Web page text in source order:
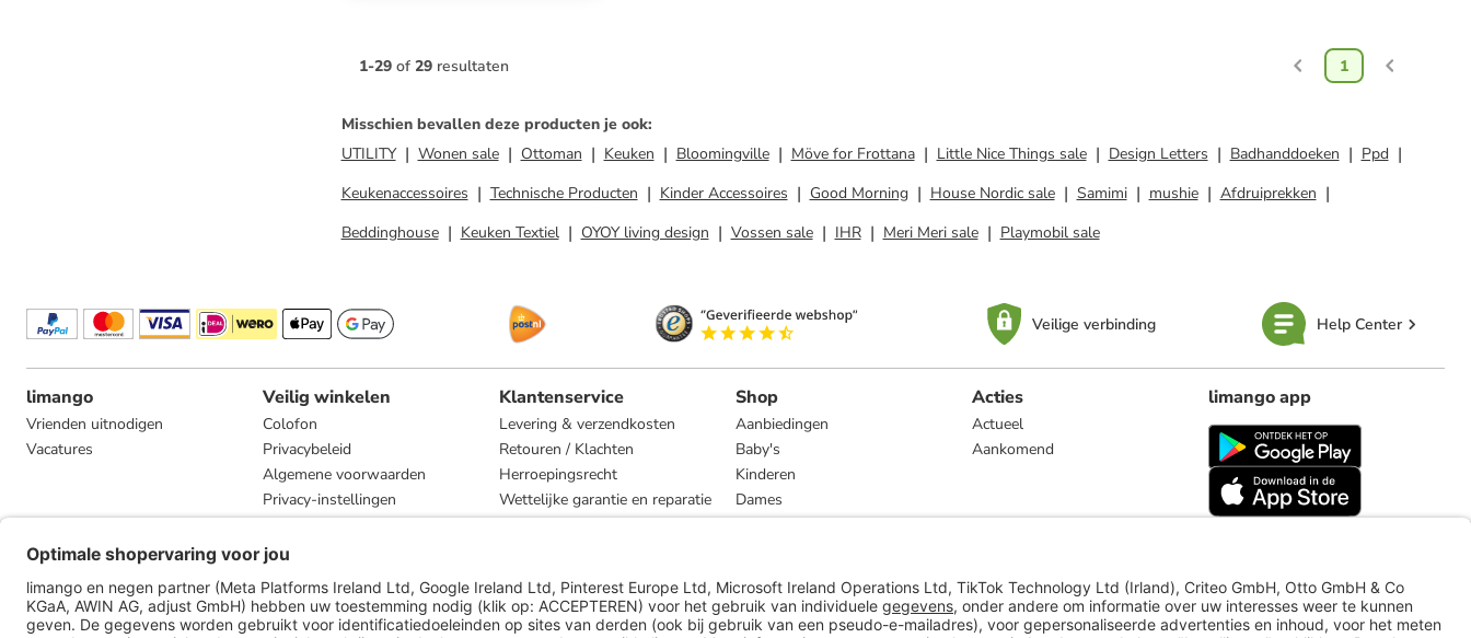
1-29 of 29 resultaten 1
Misschien bevallen deze producten je ook:
UTILITY
Wonen sale Ottoman Keuken Bloomingville Möve for Frottana Little Nice Things sale Design Letters Badhanddoeken
Ppd
Keukenaccessoires
Technische Producten Kinder Accessoires Good Morning House Nordic sale Samimi mushie
Afdruiprekken
Beddinghouse
Keuken Textiel OYOY living design Vossen sale IHR Meri Meri sale Playmobil sale
Veilige verbinding Help Center
limango
Vrienden uitnodigen
Vacatures
Veilig winkelen
Colofon
Privacybeleid
Algemene voorwaarden
Privacy-instellingen
Compliance
Klantenservice
Levering & verzendkosten
Retouren / Klachten
Herroepingsrecht
Wettelijke garantie en reparatie
Shop
Aanbiedingen
Baby's
Kinderen
Dames
Heren
Acties
Actueel
Aankomend
limango app